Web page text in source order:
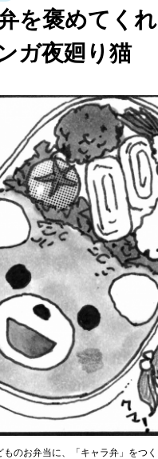
を褒めてく
ガ夜廻り猫
ものお弁当に、「キャラ弁」をつ